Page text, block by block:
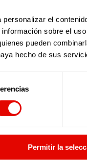
el
sobre el
pueden
hecho de sus
Permitir la